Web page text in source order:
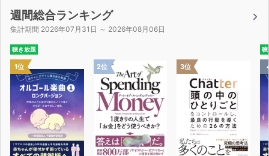
週間総合ランキング
集計期間 2026年07月31日 ～ 2026年08月06日
聴き放題
1位 2位 3位
聴